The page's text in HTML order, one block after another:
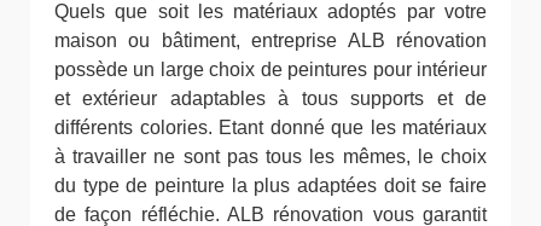
Quels que soit les matériaux adoptés par votre
maison ou bâtiment, entreprise ALB rénovation
possède un large choix de peintures pour intérieur
et extérieur adaptables à tous supports et de
différents colories. Etant donné que les matériaux
à travailler ne sont pas tous les mêmes, le choix
du type de peinture la plus adaptées doit se faire
de façon réfléchie. ALB rénovation vous garantit